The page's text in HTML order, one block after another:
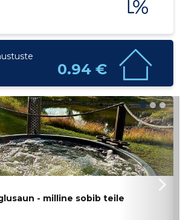
0.94 €
- milline sobib teile